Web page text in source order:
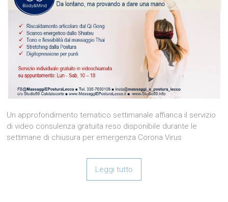
Un approfondimento tematico settimanale affianca il servizio
di video consulenza gratuita reso disponibile durante le
settimane di chiusura per emergenza Corona Virus
Leggi tutto